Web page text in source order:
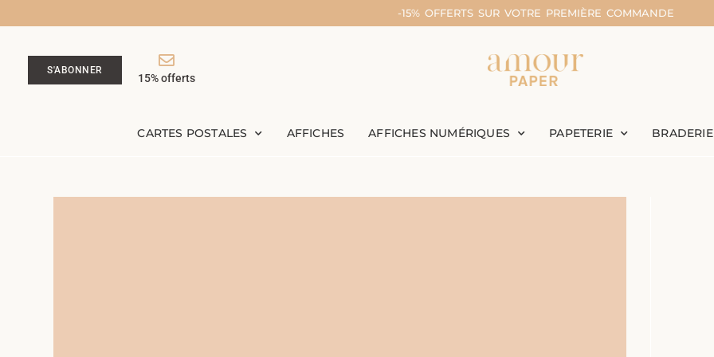
-15% OFFERTS SUR VOTRE PREMIÈRE COMMANDE
S'ABONNER
15% offerts
CARTES POSTALES AFFICHES AFFICHES NUMÉRIQUES PAPETERIE BRADERIE